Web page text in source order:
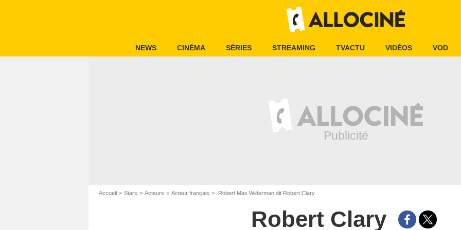
NEWS CINÉMA SÉRIES STREAMING TVACTU VIDÉOS VOD
Accueil Stars Acteurs Acteur français Robert Max Widerman dit Robert Clary
Robert Clary